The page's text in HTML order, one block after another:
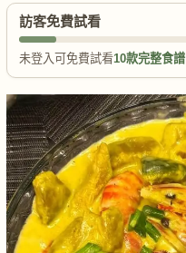
訪客免費試看
未登入可免費試看10款完整食譜